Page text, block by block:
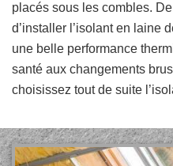
placés sous les combles.
d’installer l’isolant en laine
une belle performance
santé aux changements
choisissez tout de suite